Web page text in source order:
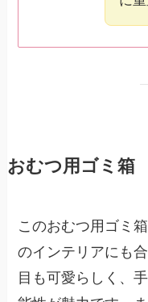
おむつ用ゴミ箱
このおむつ用ゴミ
のインテリアにも
目も可愛らしく、